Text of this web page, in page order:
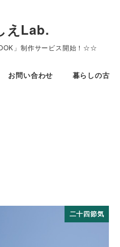
えLab.
」制作サービス開始！☆☆
お問い合わせ 暮らしの古
二十四節気